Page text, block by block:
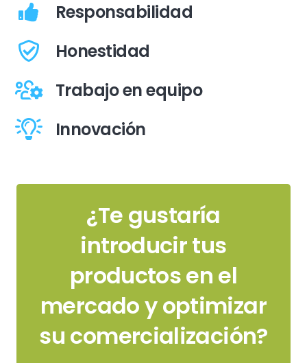
Responsabilidad
Honestidad
Trabajo en equipo
Innovación
¿Te gustaría
introducir tus
productos en el
mercado y optimizar
su comercialización?